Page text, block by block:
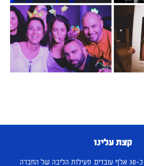
קצת עלינו
קבוצת דנאל, מעסיקה כיום כ-30 אלף עובדים. פעילות הליבה של החברה